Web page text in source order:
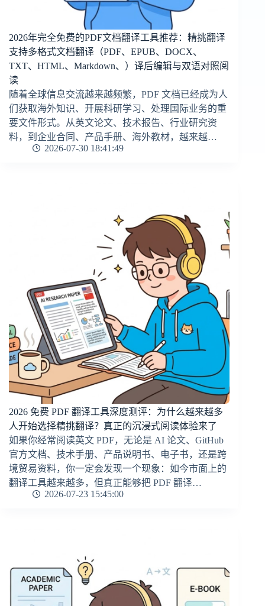
2026年完全免费的PDF文档翻译工具推荐：精挑翻译
支持多格式文档翻译（PDF、EPUB、DOCX、
TXT、HTML、Markdown、）译后编辑与双语对照阅
读
随着全球信息交流越来越频繁，PDF 文档已经成为人
们获取海外知识、开展科研学习、处理国际业务的重
要文件形式。从英文论文、技术报告、行业研究资
料，到企业合同、产品手册、海外教材，越来越…
2026-07-30 18:41:49
2026 免费 PDF 翻译工具深度测评：为什么越来越多
人开始选择精挑翻译？真正的沉浸式阅读体验来了
如果你经常阅读英文 PDF，无论是 AI 论文、GitHub
官方文档、技术手册、产品说明书、电子书，还是跨
境贸易资料，你一定会发现一个现象：如今市面上的
翻译工具越来越多，但真正能够把 PDF 翻译…
2026-07-23 15:45:00